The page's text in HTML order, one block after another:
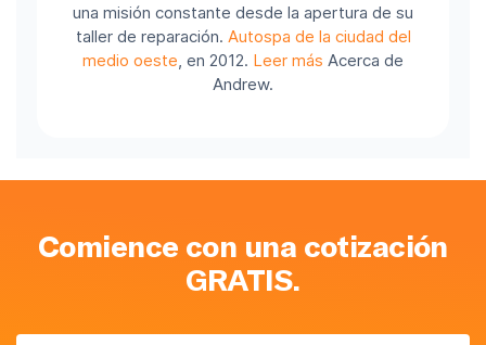
una misión constante desde la apertura de su
taller de reparación. Autospa de la ciudad del
medio oeste , en 2012. Leer más Acerca de
Andrew.
Comience con una cotización
GRATIS.